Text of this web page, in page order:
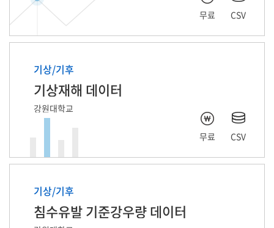
무료 CSV
기상/기후
기상재해 데이터
강원대학교
무료 CSV
기상/기후
침수유발 기준강우량 데이터